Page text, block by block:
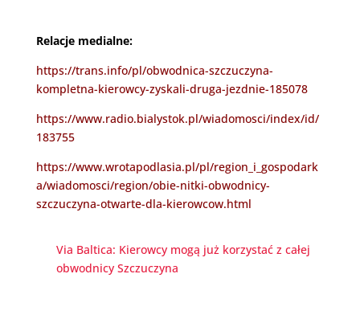
Relacje medialne:
https://trans.info/pl/obwodnica-szczuczyna-
kompletna-kierowcy-zyskali-druga-jezdnie-185078
https://www.radio.bialystok.pl/wiadomosci/index/id/
183755
https://www.wrotapodlasia.pl/pl/region_i_gospodark
a/wiadomosci/region/obie-nitki-obwodnicy-
szczuczyna-otwarte-dla-kierowcow.html
Via Baltica: Kierowcy mogą już korzystać z całej
obwodnicy Szczuczyna